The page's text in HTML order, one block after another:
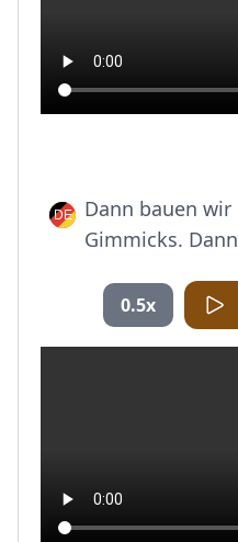
Dann bauen
Gimmicks.
0.5x